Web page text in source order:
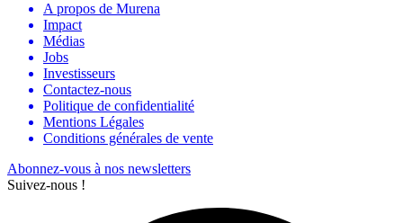
A propos de Murena
Impact
Médias
Jobs
Investisseurs
Contactez-nous
Politique de confidentialité
Mentions Légales
Conditions générales de vente
Abonnez-vous à nos newsletters
Suivez-nous !